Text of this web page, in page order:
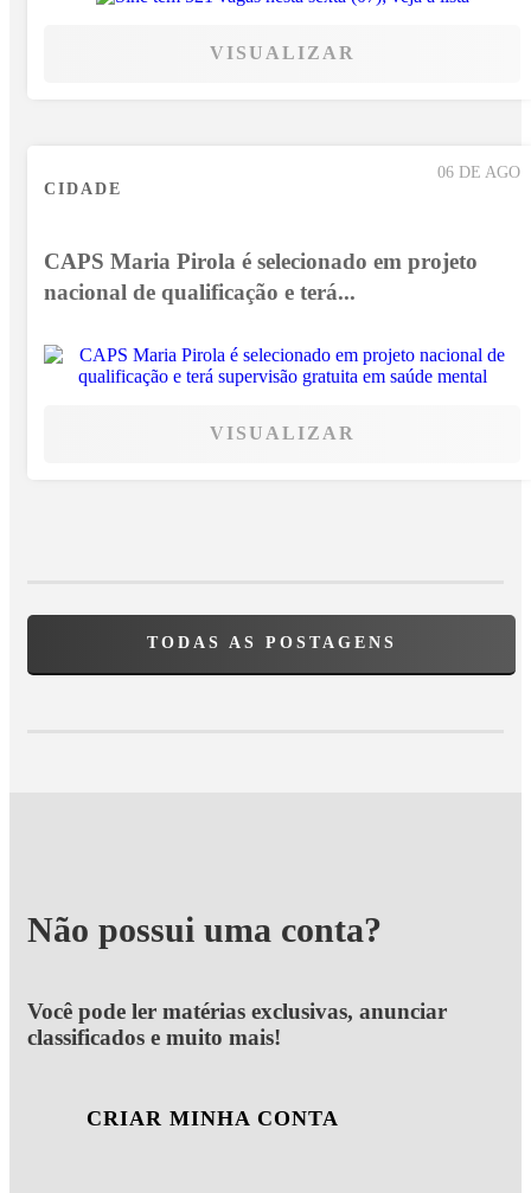
VISUALIZAR
06 DE AGO
CIDADE
CAPS Maria Pirola é selecionado em projeto
nacional de qualificação e terá...
VISUALIZAR
TODAS AS POSTAGENS
Não possui uma conta?
Você pode ler matérias exclusivas, anunciar
classificados e muito mais!
CRIAR MINHA CONTA